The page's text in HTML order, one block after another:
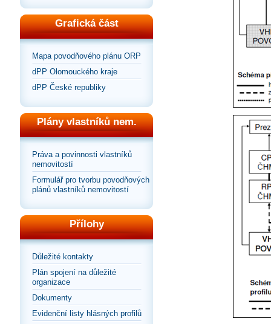
Grafická část
Mapa povodňového plánu ORP
dPP Olomouckého kraje
dPP České republiky
Plány vlastníků nem.
Práva a povinnosti vlastníků
nemovitostí
Formulář pro tvorbu povodňových
plánů vlastníků nemovitostí
Přílohy
Důležité kontakty
Plán spojení na důležité
organizace
Dokumenty
Evidenční listy hlásných profilů